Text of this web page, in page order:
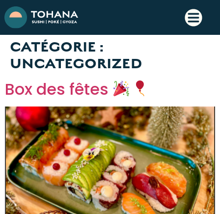
CATÉGORIE :
UNCATEGORIZED
Box des fêtes